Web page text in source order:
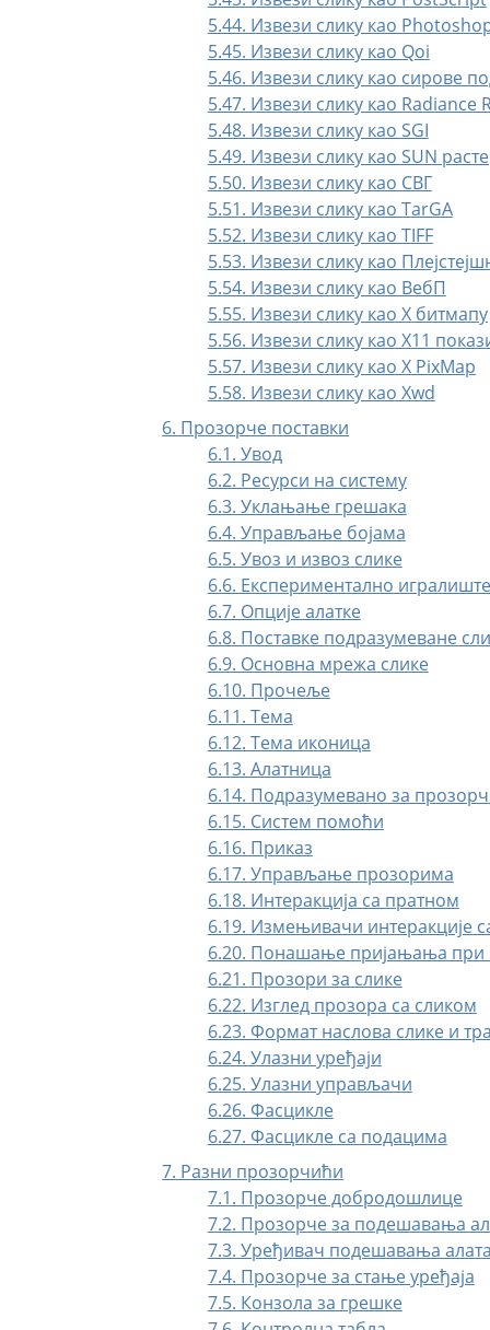
5.44. Извези слику као
5.45. Извези слику као Qoi
5.46. Извези слику као сирове
5.47. Извези слику као Radiance
5.48. Извези слику као SGI
5.49. Извези слику као SUN
5.50. Извези слику као СВГ
5.51. Извези слику као TarGA
5.52. Извези слику као TIFF
5.53. Извези слику као
5.54. Извези слику као ВебП
5.55. Извези слику као X битмапу
5.56. Извези слику као X11
5.57. Извези слику као X PixMap
5.58. Извези слику као Xwd
6. Прозорче поставки
6.1. Увод
6.2. Ресурси на систему
6.3. Уклањање грешака
6.4. Управљање бојама
6.5. Увоз и извоз слике
6.6. Експериментално игралиште
6.7. Опције алатке
6.8. Поставке подразумеване
6.9. Основна мрежа слике
6.10. Прочеље
6.11. Тема
6.12. Тема иконица
6.13. Алатница
6.14. Подразумевано за
6.15. Систем помоћи
6.16. Приказ
6.17. Управљање прозорима
6.18. Интеракција са пратном
6.19. Измењивачи интеракције
6.20. Понашање пријањања при
6.21. Прозори за слике
6.22. Изглед прозора са сликом
6.23. Формат наслова слике и
6.24. Улазни уређаји
6.25. Улазни управљачи
6.26. Фасцикле
6.27. Фасцикле са подацима
7. Разни прозорчићи
7.1. Прозорче добродошлице
7.2. Прозорче за подешавања
7.3. Уређивач подешавања
7.4. Прозорче за стање уређаја
7.5. Конзола за грешке